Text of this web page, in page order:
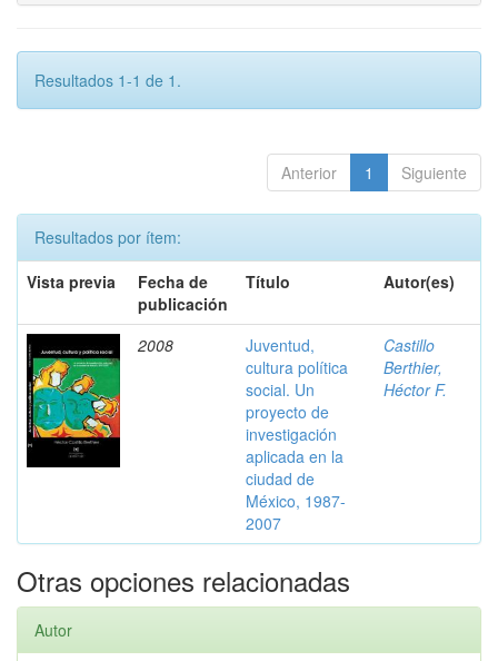
Resultados 1-1 de 1.
Anterior 1 Siguiente
Resultados por ítem:
Vista previa
Fecha de
publicación
Título Autor(es)
2008
Juventud,
cultura política
social. Un
proyecto de
investigación
aplicada en la
ciudad de
México, 1987-
2007
Castillo
Berthier,
Héctor F.
Otras opciones relacionadas
Autor